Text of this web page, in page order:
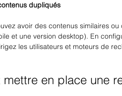
dupliqués
avoir des contenus similaires
et une version desktop). En
les utilisateurs et moteurs de
mettre en place une